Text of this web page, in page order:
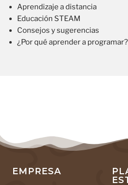
Aprendizaje a distancia
Educación STEAM
Consejos y sugerencias
¿Por qué aprender a programar?
EMPRESA